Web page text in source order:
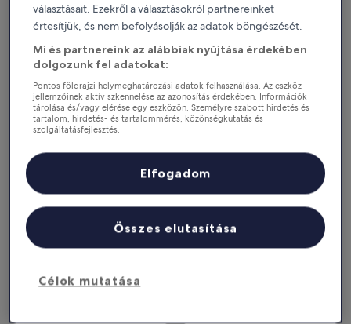
Miért érdemes letölteni az
applikációnkat?
Még többet spórolhatsz
Az applikációban kedvezményeket kapsz
választásait. Ezekről a választásokról partnereinket
értesítjük, és nem befolyásolják az adatok böngészését.
Mi és partnereink az alábbiak nyújtása érdekében
dolgozunk fel adatokat:
Pontos földrajzi helymeghatározási adatok felhasználása. Az eszköz
jellemzőinek aktív szkennelése az azonosítás érdekében. Információk
tárolása és/vagy elérése egy eszközön. Személyre szabott hirdetés és
tartalom, hirdetés- és tartalommérés, közönségkutatás és
szolgáltatásfejlesztés.
Célok mutatása
Összes elutasítása
Elfogadom